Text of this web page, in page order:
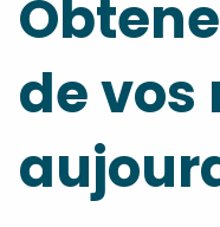
de vos